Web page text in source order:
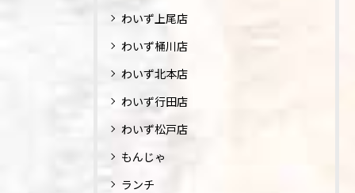
わいず上尾店
わいず桶川店
わいず北本店
わいず行田店
わいず松戸店
もんじゃ
ランチ